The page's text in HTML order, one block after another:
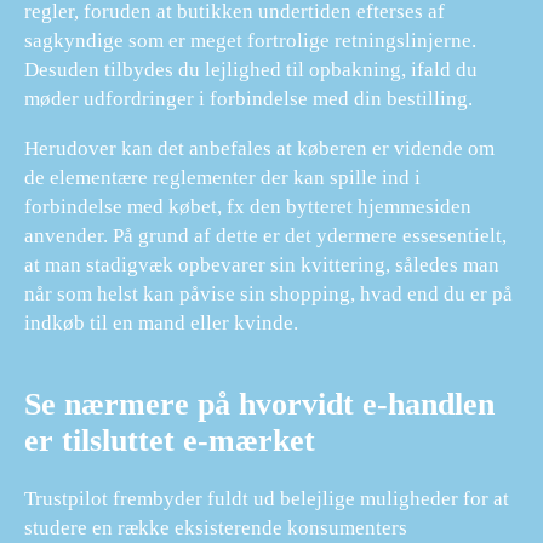
regler, foruden at butikken undertiden efterses af
sagkyndige som er meget fortrolige retningslinjerne.
Desuden tilbydes du lejlighed til opbakning, ifald du
møder udfordringer i forbindelse med din bestilling.
Herudover kan det anbefales at køberen er vidende om
de elementære reglementer der kan spille ind i
forbindelse med købet, fx den bytteret hjemmesiden
anvender. På grund af dette er det ydermere essesentielt,
at man stadigvæk opbevarer sin kvittering, således man
når som helst kan påvise sin shopping, hvad end du er på
indkøb til en mand eller kvinde.
Se nærmere på hvorvidt e-handlen
er tilsluttet e-mærket
Trustpilot frembyder fuldt ud belejlige muligheder for at
studere en række eksisterende konsumenters